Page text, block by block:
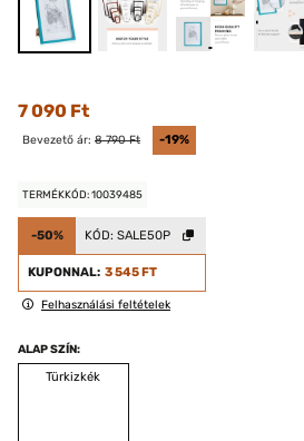
7 090 Ft
Bevezető ár: 8 790 Ft -19%
TERMÉKKÓD: 10039485
-50% KÓD: SALE50P
KUPONNAL: 3 545 FT
Felhasználási feltételek
ALAP SZÍN:
Türkizkék